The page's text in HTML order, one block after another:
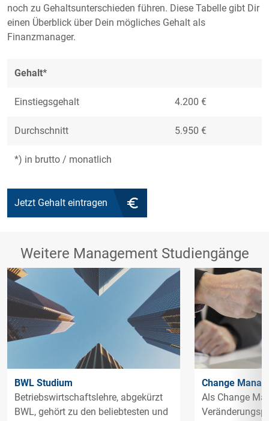
noch zu Gehaltsunterschieden führen. Diese Tabelle gibt Dir
einen Überblick über Dein mögliches Gehalt als
Finanzmanager.
Gehalt*
Einstiegsgehalt 4.200 €
Durchschnitt 5.950 €
*) in brutto / monatlich
Jetzt Gehalt eintragen
Weitere Management Studiengänge
BWL Studium
Betriebswirtschaftslehre, abgekürzt
BWL, gehört zu den beliebtesten und
Change
Als Change